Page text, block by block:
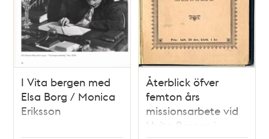
I Vita bergen med
Elsa Borg / Monica
Eriksson
Återblick öfver
femton års
missionsarbete vid
Hvita Bergen i